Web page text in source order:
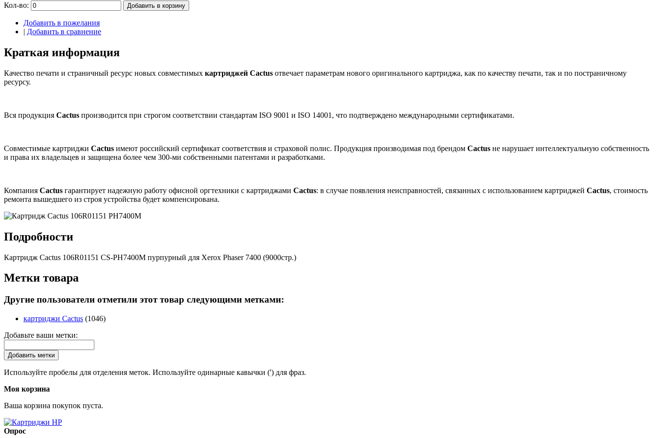
Кол-во:
Добавить в корзину
Добавить в пожелания
| Добавить в сравнение
Краткая информация
Качество печати и страничный ресурс новых совместимых картриджей Cactus отвечает параметрам нового оригинального картриджа, как по качеству печати, так и по постраничному
ресурсу.
Вся продукция Cactus производится при строгом соответствии стандартам ISO 9001 и ISO 14001, что подтверждено международными сертификатами.
Совместимые картриджи Cactus имеют российский сертификат соответствия и страховой полис. Продукция производимая под брендом Cactus не нарушает интеллектуальную собственность
и права их владельцев и защищена более чем 300-ми собственными патентами и разработками.
Компания Cactus гарантирует надежную работу офисной оргтехники с картриджами Cactus: в случае появления неисправностей, связанных с использованием картриджей Cactus, стоимость
ремонта вышедшего из строя устройства будет компенсирована.
Подробности
Картридж Cactus 106R01151 CS-PH7400M пурпурный для Xerox Phaser 7400 (9000стр.)
Метки товара
Другие пользователи отметили этот товар следующими метками:
картриджи Cactus (1046)
Добавьте ваши метки:
Добавить метки
Используйте пробелы для отделения меток. Используйте одинарные кавычки (') для фраз.
Моя корзина
Ваша корзина покупок пуста.
Опрос